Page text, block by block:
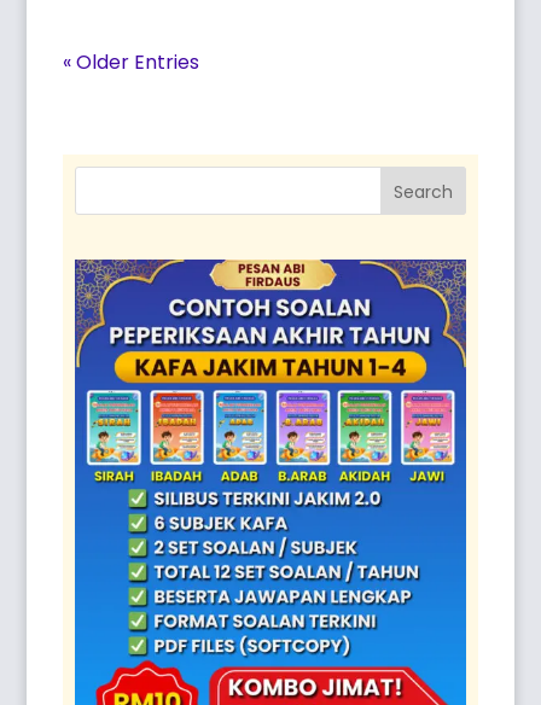
« Older Entries